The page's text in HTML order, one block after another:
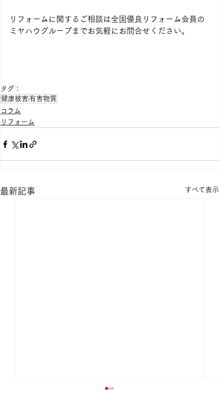
リフォームに関するご相談は全国優良リフォーム会員の
ミヤハウグループまでお気軽にお問合せください。
タグ：
健康被害 有害物質
コラム
リフォーム
最新記事 すべて表示